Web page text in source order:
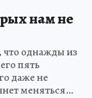
нам не
что однажды из
пять
даже не
меняться…